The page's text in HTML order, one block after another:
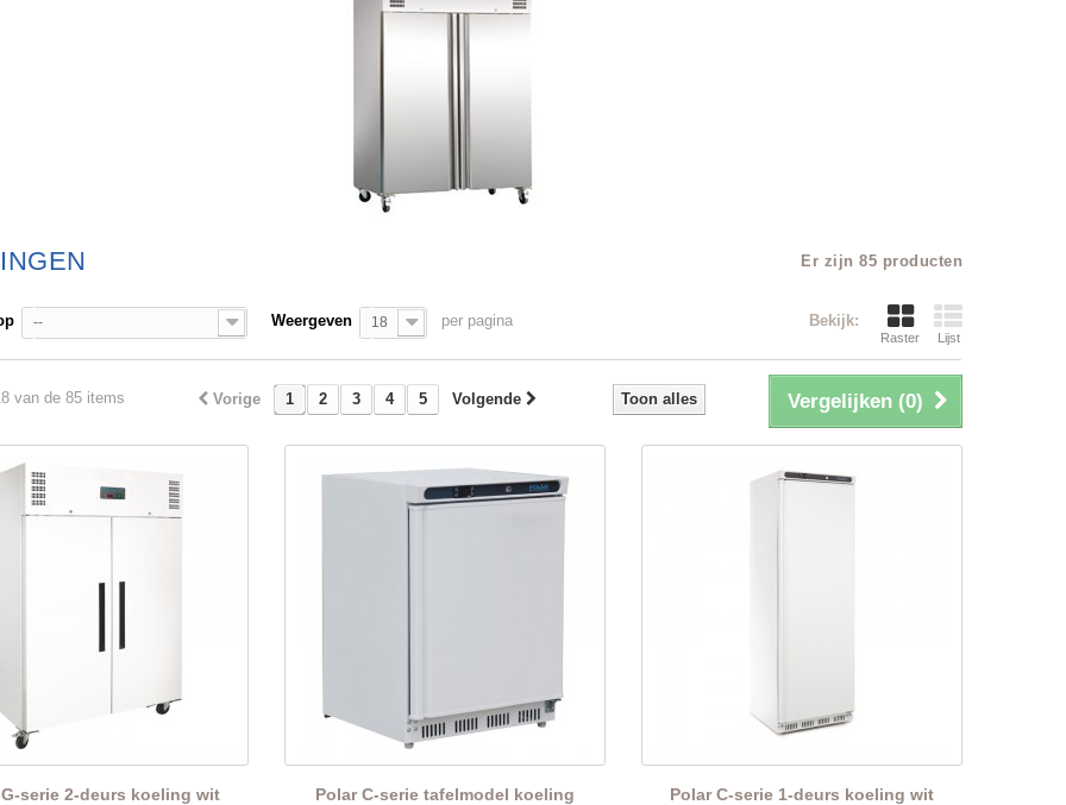
Er zijn 85 producten
Bekijk:
Raster Lijst
-- Weergeven 18 per pagina
Vergelijken (0)
Toon alles
Vorige 1 2 3 4 5 Volgende
van de 85 items
serie 2-deurs koeling wit
Polar C-serie tafelmodel koeling
Polar C-serie 1-deurs koeling wit